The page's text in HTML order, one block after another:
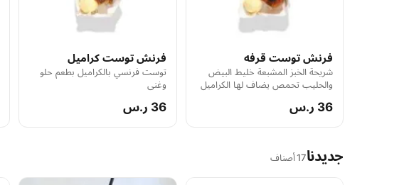
فرنش توست قرفه
شريحة الخبز المشبعة خليط البيض
والحليب تحمص يضاف لها الكراميل
36 ر.س
فرنش توست كراميل
توست فرنسي بالكراميل بطعم حلو
وغني
36 ر.س
جديدنا17 أصناف